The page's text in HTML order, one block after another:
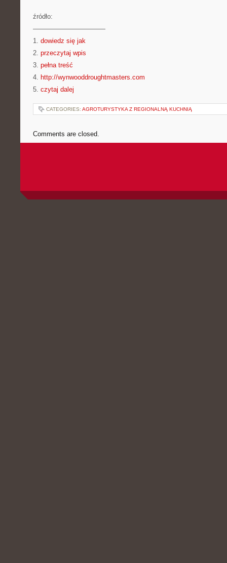
źródło:
———————————
1. dowiedz się jak
2. przeczytaj wpis
3. pełna treść
4. http://wynwooddroughtmasters.com
5. czytaj dalej
CATEGORIES: AGROTURYSTYKA Z REGIONALNĄ KUCHNIĄ
Comments are closed.